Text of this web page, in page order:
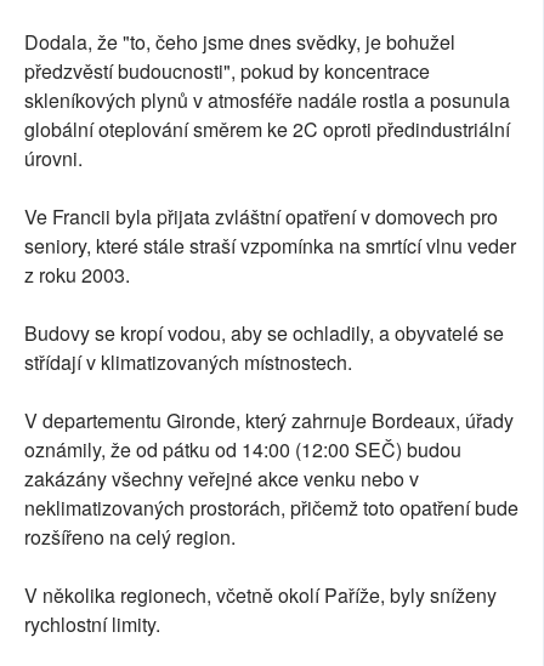
Dodala, že "to, čeho jsme dnes svědky, je bohužel
předzvěstí budoucnosti", pokud by koncentrace
skleníkových plynů v atmosféře nadále rostla a posunula
globální oteplování směrem ke 2C oproti předindustriální
úrovni.
Ve Francii byla přijata zvláštní opatření v domovech pro
seniory, které stále straší vzpomínka na smrtící vlnu veder
z roku 2003.
Budovy se kropí vodou, aby se ochladily, a obyvatelé se
střídají v klimatizovaných místnostech.
V departementu Gironde, který zahrnuje Bordeaux, úřady
oznámily, že od pátku od 14:00 (12:00 SEČ) budou
zakázány všechny veřejné akce venku nebo v
neklimatizovaných prostorách, přičemž toto opatření bude
rozšířeno na celý region.
V několika regionech, včetně okolí Paříže, byly sníženy
rychlostní limity.